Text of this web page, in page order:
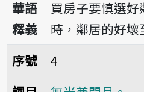
華語
釋義
買房子要慎選
時，鄰居的好壞
序號4無米兼閏月。
序號
4